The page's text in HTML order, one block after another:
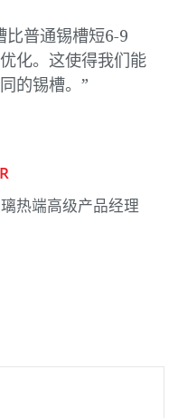
是锡槽顶盖。从那时
断优化。这一知识库
方位专业技术做出了巨
外冷却的特殊玻璃生产
质量。
压力可调，辊子高度
是通过夹紧装置连接
装置被牢牢固定。通
的热膨胀的情况下，
比普通锡槽短6-9
化。这使得我们能
的锡槽。”
热端高级产品经理